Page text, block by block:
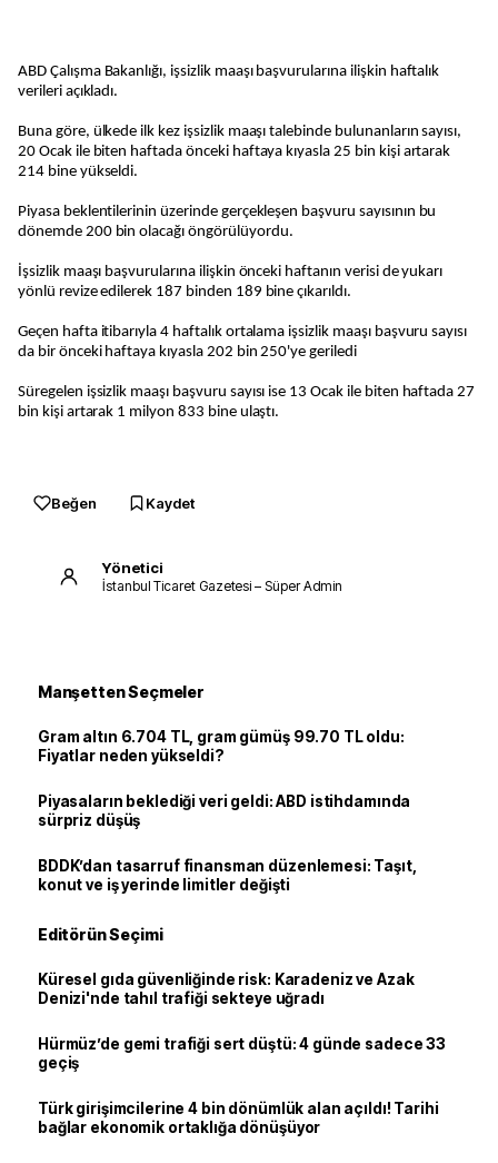
ABD Çalışma Bakanlığı, işsizlik maaşı başvurularına ilişkin haftalık
verileri açıkladı.
Buna göre, ülkede ilk kez işsizlik maaşı talebinde bulunanların sayısı,
20 Ocak ile biten haftada önceki haftaya kıyasla 25 bin kişi artarak
214 bine yükseldi.
Piyasa beklentilerinin üzerinde gerçekleşen başvuru sayısının bu
dönemde 200 bin olacağı öngörülüyordu.
İşsizlik maaşı başvurularına ilişkin önceki haftanın verisi de yukarı
yönlü revize edilerek 187 binden 189 bine çıkarıldı.
Geçen hafta itibarıyla 4 haftalık ortalama işsizlik maaşı başvuru sayısı
da bir önceki haftaya kıyasla 202 bin 250'ye geriledi
Süregelen işsizlik maaşı başvuru sayısı ise 13 Ocak ile biten haftada 27
bin kişi artarak 1 milyon 833 bine ulaştı.
Beğen Kaydet
Yönetici
İstanbul Ticaret Gazetesi – Süper Admin
Manşetten Seçmeler
Gram altın 6.704 TL, gram gümüş 99.70 TL oldu:
Fiyatlar neden yükseldi?
Piyasaların beklediği veri geldi: ABD istihdamında
sürpriz düşüş
BDDK’dan tasarruf finansman düzenlemesi: Taşıt,
konut ve iş yerinde limitler değişti
Editörün Seçimi
Küresel gıda güvenliğinde risk: Karadeniz ve Azak
Denizi'nde tahıl trafiği sekteye uğradı
Hürmüz’de gemi trafiği sert düştü: 4 günde sadece 33
geçiş
Türk girişimcilerine 4 bin dönümlük alan açıldı! Tarihi
bağlar ekonomik ortaklığa dönüşüyor